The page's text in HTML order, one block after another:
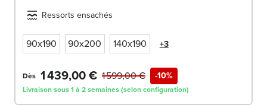
Ressorts ensachés
90x190 90x200 140x190 +3
Dès 1 439,00 € -10%
1 599,00 €
Livraison sous 1 à 2 semaines (selon configuration)